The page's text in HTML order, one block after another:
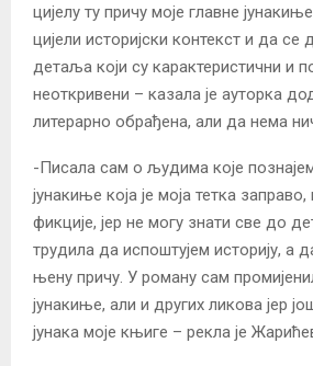
цијелу ту причу моје главне
цијели историјски контекст и да се
детаља који су карактеристични и
неоткривени – казала је ауторка
литерарно обрађена, али да нема
-Писала сам о људима које
јунакиње која је моја тетка
фикције, јер не могу знати све до
трудила да испоштујем историју, а
њену причу. У роману сам
јунакиње, али и других ликова јер
јунака моје књиге – рекла је